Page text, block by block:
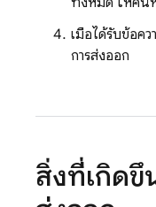
เมื่อได้รับข้อค
การส่งออก
สิ่งที่เกิดขึ้